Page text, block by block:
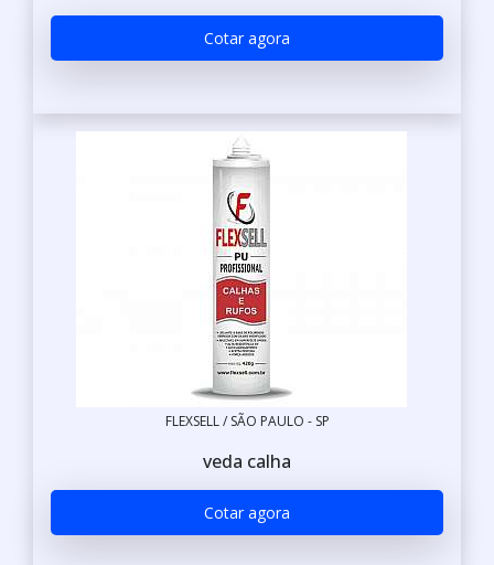
Cotar agora
FLEXSELL / SÃO PAULO - SP
veda calha
Cotar agora